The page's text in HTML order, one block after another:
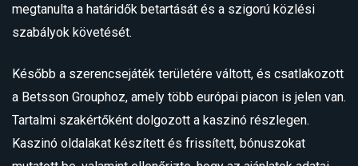
megtanulta a határidők betartását és a szigorú közlési
szabályok követését.
Később a szerencsejáték területére váltott, és csatlakozott
a Betsson Grouphoz, amely több európai piacon is jelen van.
Tartalmi szakértőként dolgozott a kaszinó részlegen.
Kaszinó oldalakat készített és frissített, bónuszokat